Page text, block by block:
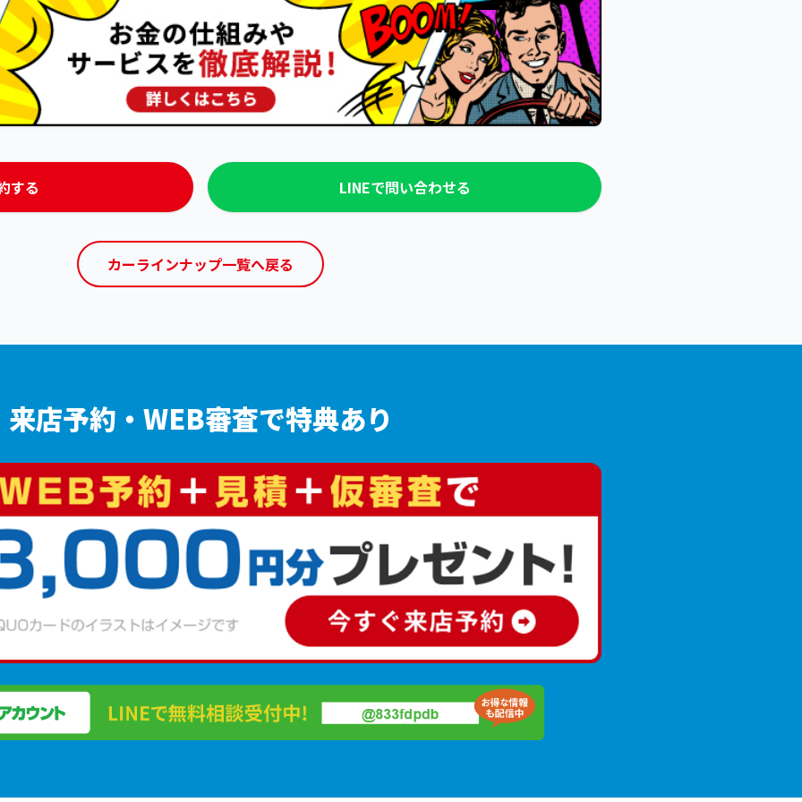
する LINEで問い合わせる
カーラインナップ一覧へ戻る
来店予約・WEB審査で特典あり